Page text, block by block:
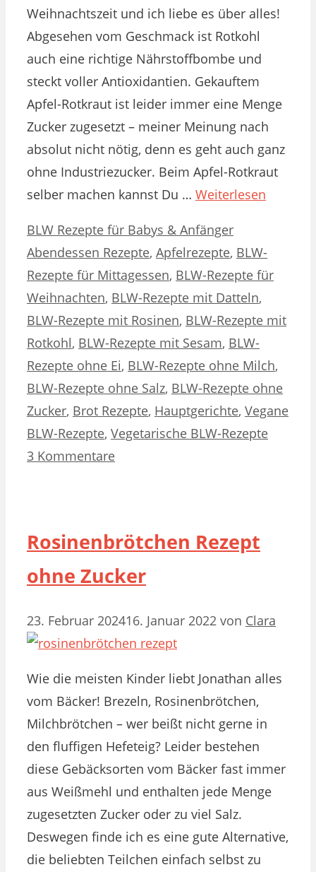
Weihnachtszeit und ich liebe es über alles!
Abgesehen vom Geschmack ist Rotkohl
auch eine richtige Nährstoffbombe und
steckt voller Antioxidantien. Gekauftem
Apfel-Rotkraut ist leider immer eine Menge
Zucker zugesetzt – meiner Meinung nach
absolut nicht nötig, denn es geht auch ganz
ohne Industriezucker. Beim Apfel-Rotkraut
selber machen kannst Du … Weiterlesen
Kategorien
BLW Rezepte für Babys & AnfängerSchlagwörter
Abendessen Rezepte, Apfelrezepte, BLW-
Rezepte für Mittagessen, BLW-Rezepte für
Weihnachten, BLW-Rezepte mit Datteln,
BLW-Rezepte mit Rosinen, BLW-Rezepte mit
Rotkohl, BLW-Rezepte mit Sesam, BLW-
Rezepte ohne Ei, BLW-Rezepte ohne Milch,
BLW-Rezepte ohne Salz, BLW-Rezepte ohne
Zucker, Brot Rezepte, Hauptgerichte, Vegane
BLW-Rezepte, Vegetarische BLW-Rezepte
3 Kommentare
Rosinenbrötchen Rezept
ohne Zucker
23. Februar 202416. Januar 2022 von Clara
Wie die meisten Kinder liebt Jonathan alles
vom Bäcker! Brezeln, Rosinenbrötchen,
Milchbrötchen – wer beißt nicht gerne in
den fluffigen Hefeteig? Leider bestehen
diese Gebäcksorten vom Bäcker fast immer
aus Weißmehl und enthalten jede Menge
zugesetzten Zucker oder zu viel Salz.
Deswegen finde ich es eine gute Alternative,
die beliebten Teilchen einfach selbst zu